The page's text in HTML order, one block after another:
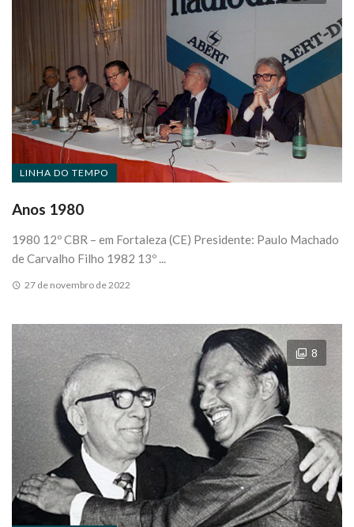
LINHA DO TEMPO
Anos 1980
1980 12º CBR – em Fortaleza (CE) Presidente: Paulo Machado
de Carvalho Filho 1982 13º ...
27 de novembro de 2022
8